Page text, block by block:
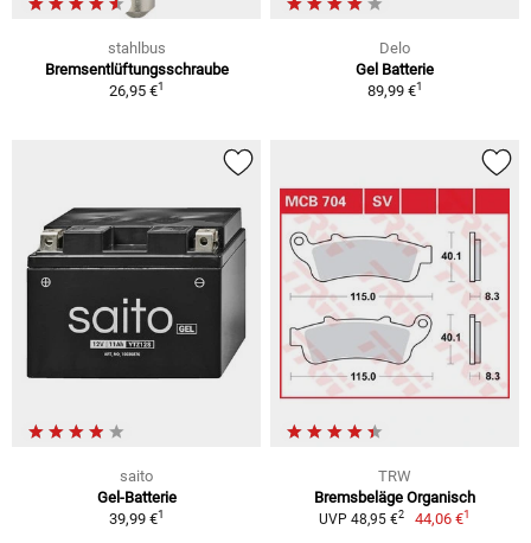
stahlbus
Bremsentlüftungsschraube
26,95 €1
Delo
Gel Batterie
89,99 €1
saito
Gel-Batterie
39,99 €1
TRW
Bremsbeläge Organisch
UVP 48,95 €2 44,06 €1